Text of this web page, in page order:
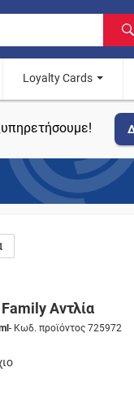
Loyalty Cards
Αντλία
- Κωδ. προϊόντος 725972